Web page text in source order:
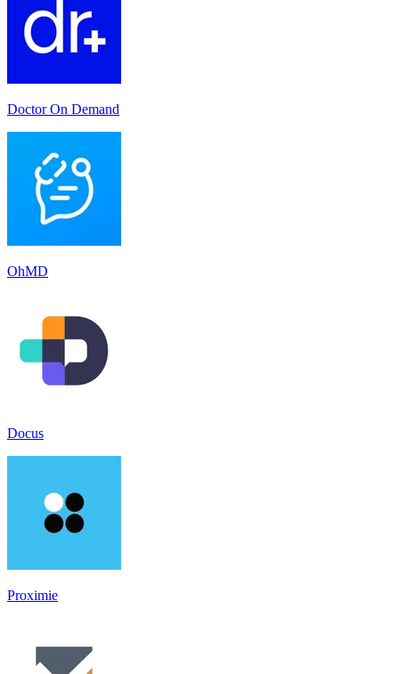
Doctor On Demand
OhMD
Docus
Proximie